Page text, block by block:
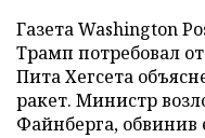
Газета Washington
Трамп потребовал
Пита Хегсета
ракет. Министр
Файнберга, обвинив